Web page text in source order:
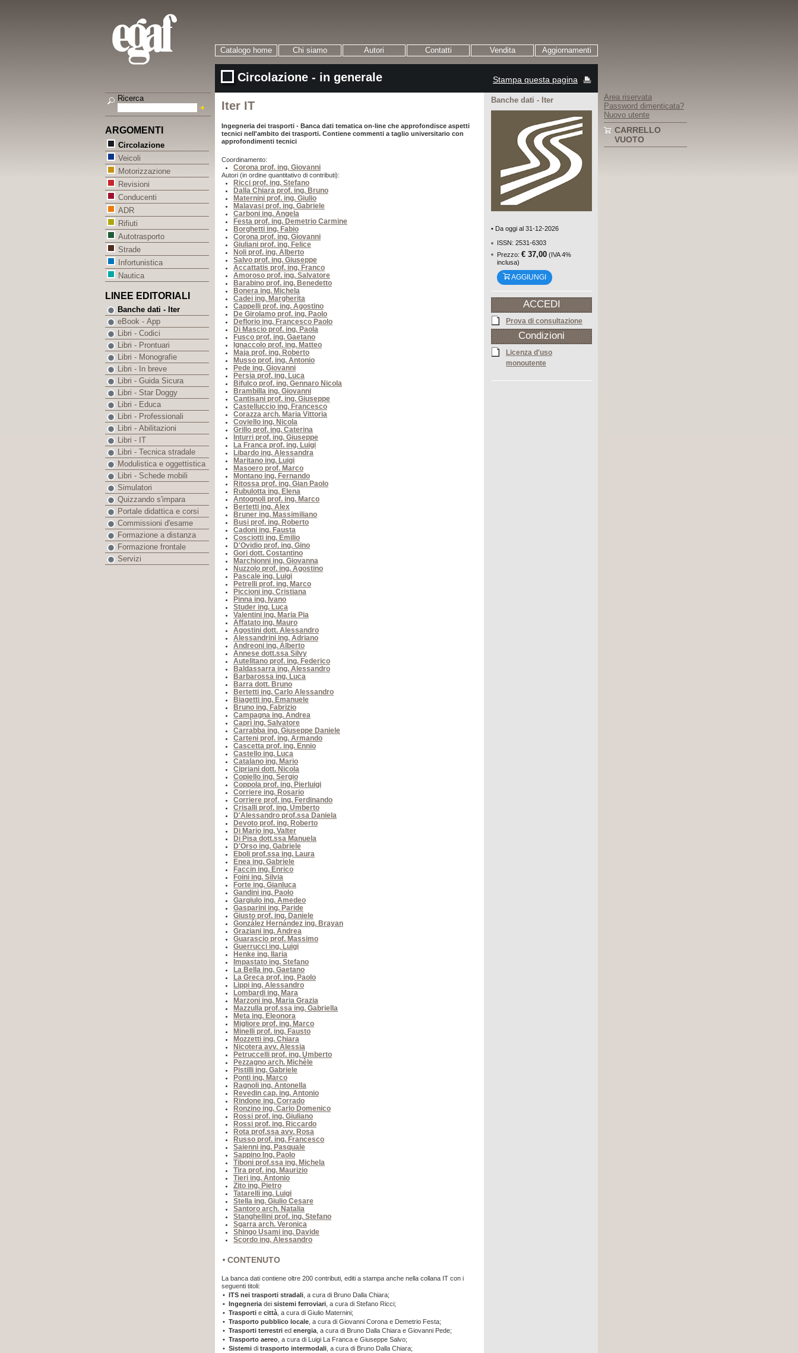
Catalogo home Chi siamo Autori Contatti Vendita Aggiornamenti
Circolazione - in generale Stampa questa pagina
Iter IT
Ingegneria dei trasporti - Banca dati tematica on-line che approfondisce aspetti
tecnici nell'ambito dei trasporti. Contiene commenti a taglio universitario con
approfondimenti tecnici
Coordinamento:
Corona prof. ing. Giovanni
Autori (in ordine quantitativo di contributi):
Ricci prof. ing. Stefano
Dalla Chiara prof. ing. Bruno
Maternini prof. ing. Giulio
Malavasi prof. ing. Gabriele
Carboni ing. Angela
Festa prof. ing. Demetrio Carmine
Borghetti ing. Fabio
Corona prof. ing. Giovanni
Giuliani prof. ing. Felice
Noli prof. ing. Alberto
Salvo prof. ing. Giuseppe
Accattatis prof. ing. Franco
Amoroso prof. ing. Salvatore
Barabino prof. ing. Benedetto
Bonera ing. Michela
Cadei ing. Margherita
Cappelli prof. ing. Agostino
De Girolamo prof. ing. Paolo
Deflorio ing. Francesco Paolo
Di Mascio prof. ing. Paola
Fusco prof. ing. Gaetano
Ignaccolo prof. ing. Matteo
Maja prof. ing. Roberto
Musso prof. ing. Antonio
Pede ing. Giovanni
Persia prof. ing. Luca
Bifulco prof. ing. Gennaro Nicola
Brambilla ing. Giovanni
Cantisani prof. ing. Giuseppe
Castelluccio ing. Francesco
Corazza arch. Maria Vittoria
Coviello ing. Nicola
Grillo prof. ing. Caterina
Inturri prof. ing. Giuseppe
La Franca prof. ing. Luigi
Libardo ing. Alessandra
Maritano ing. Luigi
Masoero prof. Marco
Montano ing. Fernando
Ritossa prof. ing. Gian Paolo
Rubulotta ing. Elena
Antognoli prof. ing. Marco
Bertetti ing. Alex
Bruner ing. Massimiliano
Busi prof. ing. Roberto
Cadoni ing. Fausta
Cosciotti ing. Emilio
D'Ovidio prof. ing. Gino
Gori dott. Costantino
Marchionni ing. Giovanna
Nuzzolo prof. ing. Agostino
Pascale ing. Luigi
Petrelli prof. ing. Marco
Piccioni ing. Cristiana
Pinna ing. Ivano
Studer ing. Luca
Valentini ing. Maria Pia
Affatato ing. Mauro
Agostini dott. Alessandro
Alessandrini ing. Adriano
Andreoni ing. Alberto
Annese dott.ssa Silvy
Autelitano prof. ing. Federico
Baldassarra ing. Alessandro
Barbarossa ing. Luca
Barra dott. Bruno
Bertetti ing. Carlo Alessandro
Biagetti ing. Emanuele
Bruno ing. Fabrizio
Campagna ing. Andrea
Caprì ing. Salvatore
Carrabba ing. Giuseppe Daniele
Carteni prof. ing. Armando
Cascetta prof. ing. Ennio
Castello ing. Luca
Catalano ing. Mario
Cipriani dott. Nicola
Copiello ing. Sergio
Coppola prof. ing. Pierluigi
Corriere ing. Rosario
Corriere prof. ing. Ferdinando
Crisalli prof. ing. Umberto
D'Alessandro prof.ssa Daniela
Devoto prof. ing. Roberto
Di Mario ing. Valter
Di Pisa dott.ssa Manuela
D'Orso ing. Gabriele
Eboli prof.ssa ing. Laura
Enea ing. Gabriele
Faccin ing. Enrico
Foini ing. Silvia
Forte ing. Gianluca
Gandini ing. Paolo
Gargiulo ing. Amedeo
Gasparini ing. Paride
Giusto prof. ing. Daniele
González Hernández ing. Brayan
Graziani ing. Andrea
Guarascio prof. Massimo
Guerrucci ing. Luigi
Henke ing. Ilaria
Impastato ing. Stefano
La Bella ing. Gaetano
La Greca prof. ing. Paolo
Lippi ing. Alessandro
Lombardi ing. Mara
Marzoni ing. Maria Grazia
Mazzulla prof.ssa ing. Gabriella
Meta ing. Eleonora
Migliore prof. ing. Marco
Minelli prof. ing. Fausto
Mozzetti ing. Chiara
Nicotera avv. Alessia
Petruccelli prof. ing. Umberto
Pezzagno arch. Michèle
Pistilli ing. Gabriele
Ponti ing. Marco
Ragnoli ing. Antonella
Revedin cap. ing. Antonio
Rindone ing. Corrado
Ronzino ing. Carlo Domenico
Rossi prof. ing. Giuliano
Rossi prof. ing. Riccardo
Rota prof.ssa avv. Rosa
Russo prof. ing. Francesco
Saienni ing. Pasquale
Sappino Ing. Paolo
Tiboni prof.ssa ing. Michela
Tira prof. ing. Maurizio
Tieri ing. Antonio
Zito ing. Pietro
Tatarelli ing. Luigi
Stella ing. Giulio Cesare
Santoro arch. Natalia
Stanghellini prof. ing. Stefano
Sgarra arch. Veronica
Shingo Usami ing. Davide
Scordo ing. Alessandro
CONTENUTO
La banca dati contiene oltre 200 contributi, editi a stampa anche nella collana IT con i
seguenti titoli:
• ITS nei trasporti stradali , a cura di Bruno Dalla Chiara;
• Ingegneria dei sistemi ferroviari , a cura di Stefano Ricci;
• Trasporti e città , a cura di Giulio Maternini;
• Trasporto pubblico locale , a cura di Giovanni Corona e Demetrio Festa;
• Trasporti terrestri ed energia , a cura di Bruno Dalla Chiara e Giovanni Pede;
• Trasporto aereo , a cura di Luigi La Franca e Giuseppe Salvo;
• Sistemi di trasporto intermodali , a cura di Bruno Dalla Chiara;
Banche dati - Iter
• Da oggi al 31-12-2026
ISSN: 2531-6303
Prezzo: € 37,00 (IVA 4%
inclusa)
AGGIUNGI
ACCEDI
Prova di consultazione
Condizioni
Licenza d'uso
monoutente
Ricerca
ARGOMENTI
Circolazione
Veicoli
Motorizzazione
Revisioni
Conducenti
ADR
Rifiuti
Autotrasporto
Strade
Infortunistica
Nautica
LINEE EDITORIALI
Banche dati - Iter
eBook - App
Libri - Codici
Libri - Prontuari
Libri - Monografie
Libri - In breve
Libri - Guida Sicura
Libri - Star Doggy
Libri - Educa
Libri - Professionali
Libri - Abilitazioni
Libri - IT
Libri - Tecnica stradale
Modulistica e oggettistica
Libri - Schede mobili
Simulatori
Quizzando s'impara
Portale didattica e corsi
Commissioni d'esame
Formazione a distanza
Formazione frontale
Servizi
Area riservata
Password dimenticata?
Nuovo utente
CARRELLO
VUOTO